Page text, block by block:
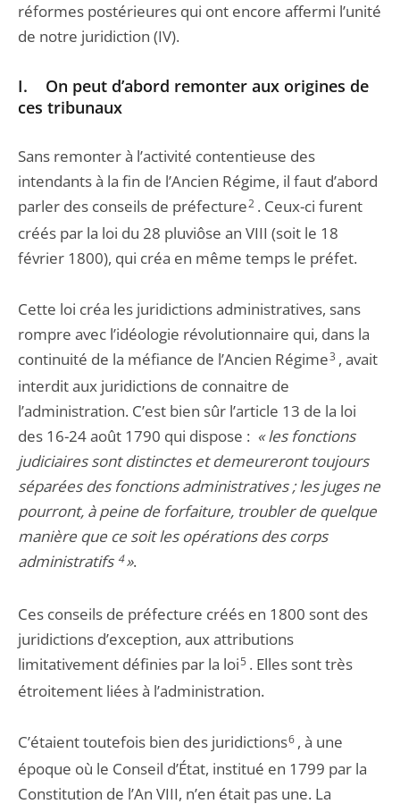
réformes postérieures qui ont encore affermi l’unité
de notre juridiction (IV).
I. On peut d’abord remonter aux origines de
ces tribunaux
Sans remonter à l’activité contentieuse des
intendants à la fin de l’Ancien Régime, il faut d’abord
parler des conseils de préfecture2. Ceux-ci furent
créés par la loi du 28 pluviôse an VIII (soit le 18
février 1800), qui créa en même temps le préfet.
Cette loi créa les juridictions administratives, sans
rompre avec l’idéologie révolutionnaire qui, dans la
continuité de la méfiance de l’Ancien Régime3 , avait
interdit aux juridictions de connaitre de
l’administration. C’est bien sûr l’article 13 de la loi
des 16-24 août 1790 qui dispose : « les fonctions
judiciaires sont distinctes et demeureront toujours
séparées des fonctions administratives ; les juges ne
pourront, à peine de forfaiture, troubler de quelque
manière que ce soit les opérations des corps
administratifs 4».
Ces conseils de préfecture créés en 1800 sont des
juridictions d’exception, aux attributions
limitativement définies par la loi5. Elles sont très
étroitement liées à l’administration.
C’étaient toutefois bien des juridictions6, à une
époque où le Conseil d’État, institué en 1799 par la
Constitution de l’An VIII, n’en était pas une. La